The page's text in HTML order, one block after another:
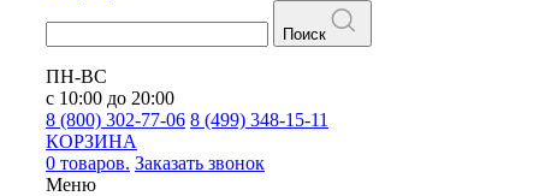
Поиск
ПН-ВС
с 10:00 до 20:00
8 (800) 302-77-06 8 (499) 348-15-11
КОРЗИНА
0 товаров. Заказать звонок
Меню